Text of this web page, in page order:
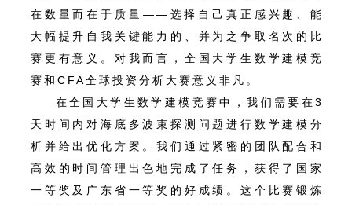
在数量而在于质量——选择自己真正感兴趣、能
大幅提升自我关键能力的、并为之争取名次的比
赛更有意义。对我而言，全国大学生数学建模竞
赛和CFA全球投资分析大赛意义非凡。
在全国大学生数学建模竞赛中，我们需要在3
天时间内对海底多波束探测问题进行数学建模分
析并给出优化方案。我们通过紧密的团队配合和
高效的时间管理出色地完成了任务，获得了国家
一等奖及广东省一等奖的好成绩。这个比赛锻炼